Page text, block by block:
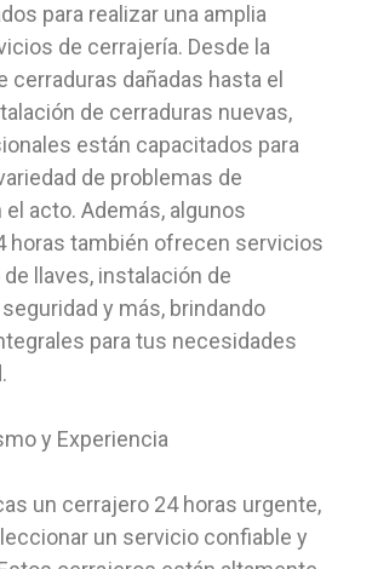
para realizar una amplia
de cerrajería. Desde la
cerraduras dañadas hasta el
de cerraduras nuevas,
están capacitados para
de problemas de
el acto. Además, algunos
horas también ofrecen servicios
llaves, instalación de
y más, brindando
para tus necesidades
y Experiencia
un cerrajero 24 horas urgente,
un servicio confiable y